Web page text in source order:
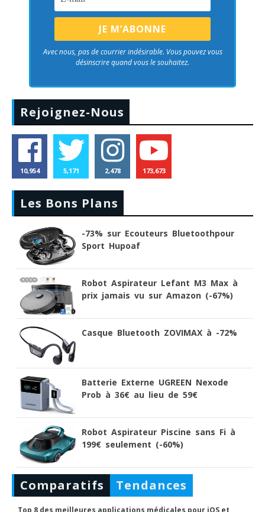
Avec nous, pas de courrier indésirable. Vous pouvez vous
désinscrire quand vous le souhaitez.
Rejoignez-Nous
10,954 5,171 2,478 173,673
Les Bons Plans
-73% sur Ecouteurs Bluetoothpour
Sport Hupoaf
Robot Aspirateur Lefant M3 Max à
prix jamais vu sur Amazon (-67%)
Casque Bluetooth ZOVIMAX à -72%
Batterie Externe UGREEN Nexode
Prob à 36€ au lieu de 59€
Robot Aspirateur Piscine sans Fi à
199€ seulement (-60%)
Comparatifs Tendances
Top 8 des meilleures applications médicales pour iOS et